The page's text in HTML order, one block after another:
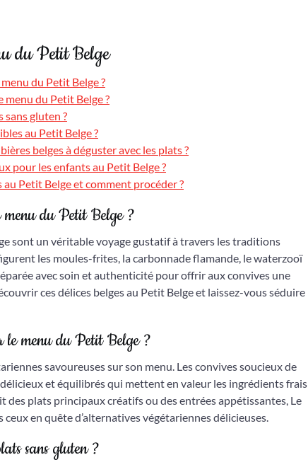
du Petit Belge
du Petit Belge ?
du Petit Belge ?
sans gluten ?
au Petit Belge ?
belges à déguster avec les plats ?
pour les enfants au Petit Belge ?
Petit Belge et comment procéder ?
menu du Petit Belge ?
sont un véritable voyage gustatif à travers les traditions
les moules-frites, la carbonnade flamande, le waterzooï
avec soin et authenticité pour offrir aux convives une
ces délices belges au Petit Belge et laissez-vous séduire
le menu du Petit Belge ?
savoureuses sur son menu. Les convives soucieux de
et équilibrés qui mettent en valeur les ingrédients frais
des plats principaux créatifs ou des entrées appétissantes, Le
en quête d’alternatives végétariennes délicieuses.
sans gluten ?